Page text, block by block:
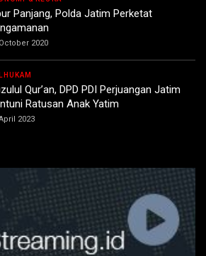
Panjang, Polda Jatim Perketat
2020
Qur’an, DPD PDI Perjuangan Jatim
Ratusan Anak Yatim
2023